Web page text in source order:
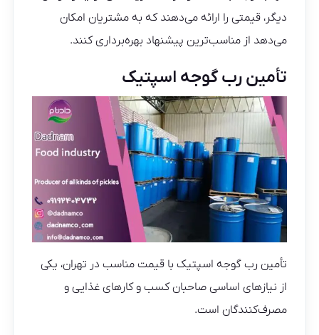
دیگر، قیمتی را ارائه می‌دهند که به مشتریان امکان
می‌دهد از مناسب‌ترین پیشنهاد بهره‌برداری کنند.
تأمین رب گوجه اسپتیک
تأمین رب گوجه اسپتیک با قیمت مناسب در تهران، یکی
از نیازهای اساسی صاحبان کسب و کارهای غذایی و
مصرف‌کنندگان است.